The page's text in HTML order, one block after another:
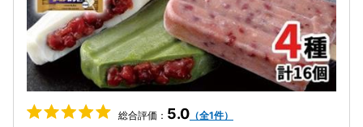
総合評価： 5.0 （全1件）